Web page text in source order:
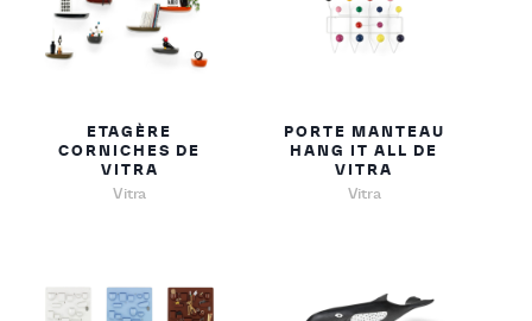
ETAGÈRE
CORNICHES DE
VITRA
Vitra
PORTE MANTEAU
HANG IT ALL DE
VITRA
Vitra